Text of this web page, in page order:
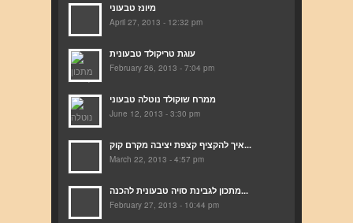
מיונז טבעוני
April 27, 2013 - 12:32 pm
עוגת טריקולד טבעונית
February 26, 2013 - 7:04 pm
ממרח שוקולד נוטלה טבעוני
June 12, 2013 - 3:30 pm
איך להקציף קצפת יציבה מקרם קוק...
March 22, 2013 - 4:57 pm
מתכון לגבינת סויה טבעונית להכנה...
February 27, 2013 - 10:44 pm